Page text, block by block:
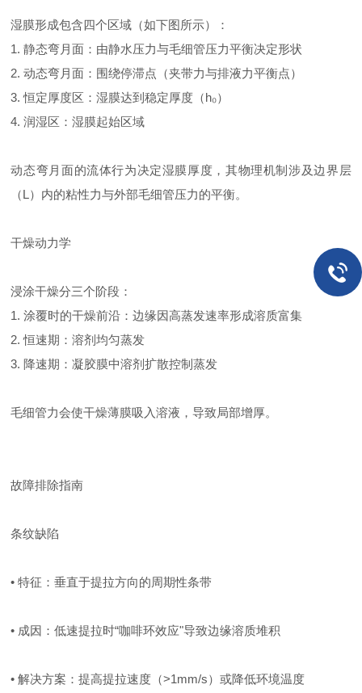
湿膜形成包含四个区域（如下图所示）：
1. 静态弯月面：由静水压力与毛细管压力平衡决定形状
2. 动态弯月面：围绕停滞点（夹带力与排液力平衡点）
3. 恒定厚度区：湿膜达到稳定厚度（h₀）
4. 润湿区：湿膜起始区域
动态弯月面的流体行为决定湿膜厚度，其物理机制涉及边界层
（L）内的粘性力与外部毛细管压力的平衡。
干燥动力学
浸涂干燥分三个阶段：
1. 涂覆时的干燥前沿：边缘因高蒸发速率形成溶质富集
2. 恒速期：溶剂均匀蒸发
3. 降速期：凝胶膜中溶剂扩散控制蒸发
毛细管力会使干燥薄膜吸入溶液，导致局部增厚。
故障排除指南
条纹缺陷
• 特征：垂直于提拉方向的周期性条带
• 成因：低速提拉时“咖啡环效应"导致边缘溶质堆积
• 解决方案：提高提拉速度（>1mm/s）或降低环境温度